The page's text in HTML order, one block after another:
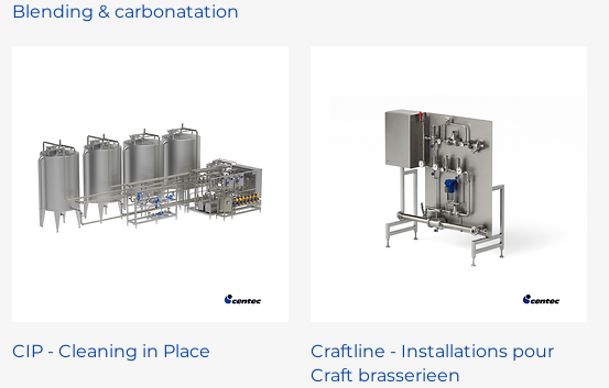
Blending & carbonatation
CIP - Cleaning in Place
Craftline - Installations pour
Craft brasserieen